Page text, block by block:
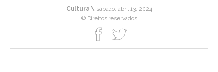
Cultura \ sábado, abril 13, 2024
© Direitos reservados